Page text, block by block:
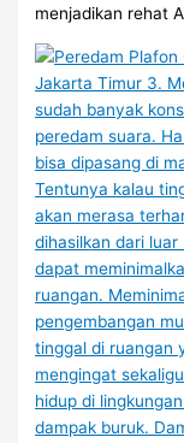
menjadikan rehat